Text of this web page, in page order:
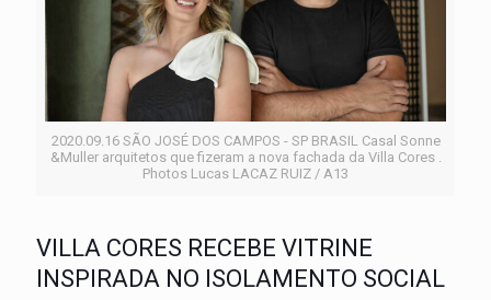
2020.09.16 SÃO JOSÉ DOS CAMPOS - SP BRASIL Casal Sonne
&Muller arquitetos que fizeram a nova fachada da Villa Cores .
Photos Lucas LACAZ RUIZ / A13
VILLA CORES RECEBE VITRINE
INSPIRADA NO ISOLAMENTO SOCIAL